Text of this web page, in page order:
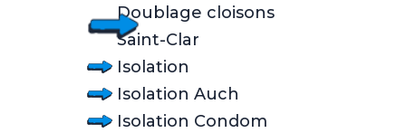
Doublage cloisons
Saint-Clar
Isolation
Isolation Auch
Isolation Condom